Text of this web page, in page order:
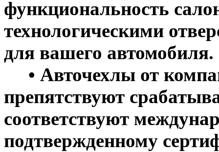
функциональность
технологическими
для вашего автомобиля.
• Авточехлы от
препятствуют
соответствуют
подтвержденному